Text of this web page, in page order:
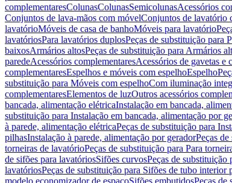
complementaresColunasColunasSemicolunasAcessórios
Conjuntos de lava-mãos com móvelConjuntos de lavatório
lavatórioMóveis de casa de banhoMóveis para lavatório
lavatóriosPara lavatórios duplosPeças de substituição para
baixosArmários altosPeças de substituição para Armários
paredeAcessórios complementaresAcessórios de gavetas e
complementaresEspelhos e móveis com espelhoEspelho
substituição para Móveis com espelhoCom iluminação
complementaresElementos de luzOutros acessórios
bancada, alimentação elétricaInstalação em bancada,
substituição para Instalação em bancada, alimentação por
à parede, alimentação elétricaPeças de substituição para
pilhasInstalação à parede, alimentação por geradorPeças
torneiras de lavatórioPeças de substituição para Para
de sifões para lavatóriosSifões curvosPeças de substituição
lavatóriosPeças de substituição para Sifões de tubo interior
modelo economizador de espaçoSifões embutidosPeças de